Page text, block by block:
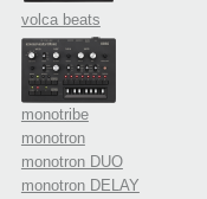
volca beats
monotribe
monotron
monotron DUO
monotron DELAY